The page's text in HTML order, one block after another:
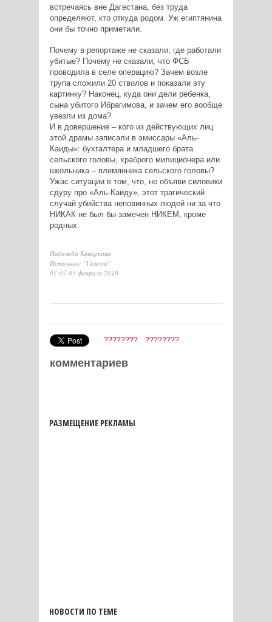
встречаясь вне Дагестана, без труда
определяют, кто откуда родом. Уж египтянина
они бы точно приметили.
Почему в репортаже не сказали, где работали
убитые? Почему не сказали, что ФСБ
проводила в селе операцию? Зачем возле
трупа сложили 20 стволов и показали эту
картинку? Наконец, куда они дели ребенка,
сына убитого Ибрагимова, и зачем его вообще
увезли из дома?
И в довершение – кого из действующих лиц
этой драмы записали в эмиссары «Аль-
Каиды»: бухгалтера и младшего брата
сельского головы, храброго милиционера или
школьника – племянника сельского головы?
Ужас ситуации в том, что, не объяви силовики
сдуру про «Аль-Каиду», этот трагический
случай убийства неповинных людей ни за что
НИКАК не был бы замечен НИКЕМ, кроме
родных.
Надежда Кеворкова
Источник: "Газета"
07:07 05 февраля 2010
???????? ????????
комментариев
РАЗМЕЩЕНИЕ РЕКЛАМЫ
НОВОСТИ ПО ТЕМЕ